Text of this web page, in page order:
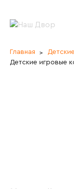
Главная
Детские игровые